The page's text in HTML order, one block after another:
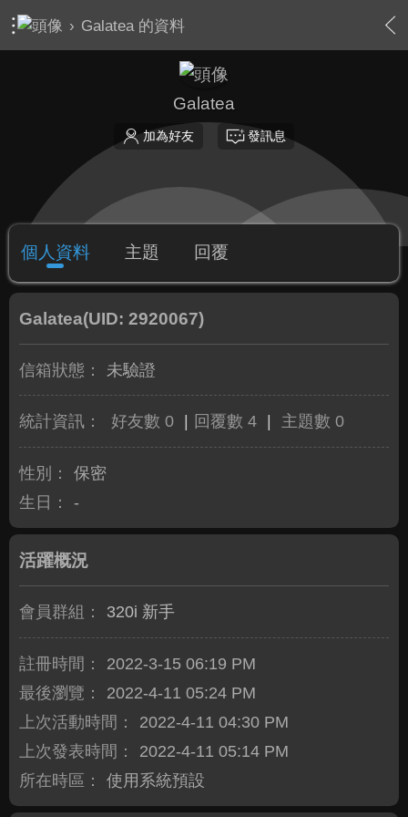
› Galatea 的資料
Galatea
加為好友 發訊息
個人資料 主題 回覆
Galatea(UID: 2920067)
信箱狀態： 未驗證
統計資訊： 好友數 0 回覆數 4 主題數 0
性別：
保密
生日：
-
活躍概況
會員群組： 320i 新手
註冊時間：
2022-3-15 06:19 PM
最後瀏覽：
2022-4-11 05:24 PM
上次活動時間：
2022-4-11 04:30 PM
上次發表時間：
2022-4-11 05:14 PM
所在時區：
使用系統預設